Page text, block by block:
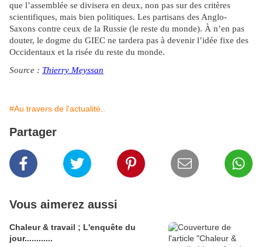
que l’assemblée se divisera en deux, non pas sur des critères
scientifiques, mais bien politiques. Les partisans des Anglo-
Saxons contre ceux de la Russie (le reste du monde). À n’en pas
douter, le dogme du GIEC ne tardera pas à devenir l’idée fixe des
Occidentaux et la risée du reste du monde.
Source : Thierry Meyssan
#Au travers de l'actualité..
Partager
Vous aimerez aussi
Chaleur & travail ; L'enquête du
jour............